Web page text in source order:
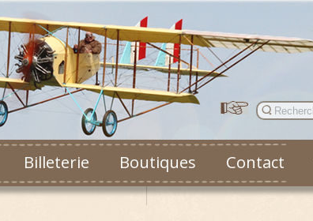
Billeterie Boutiques Contact